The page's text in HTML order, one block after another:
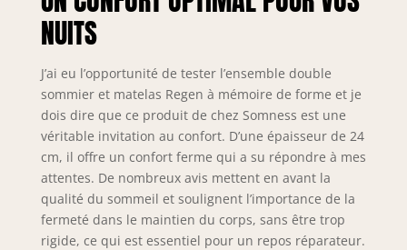
perforé ultra-
couchage :
Excellente -
Réversible
Certification :
Oeko-Tex -
Fabrication
européenne -
Garantie : 10 ans
NUITS
J’ai eu l’opportunité de tester l’ensemble double
sommier et matelas Regen à mémoire de forme et je
dois dire que ce produit de chez Somness est une
véritable invitation au confort. D’une épaisseur de 24
cm, il offre un confort ferme qui a su répondre à mes
attentes. De nombreux avis mettent en avant la
qualité du sommeil et soulignent l’importance de la
fermeté dans le maintien du corps, sans être trop
rigide, ce qui est essentiel pour un repos réparateur.